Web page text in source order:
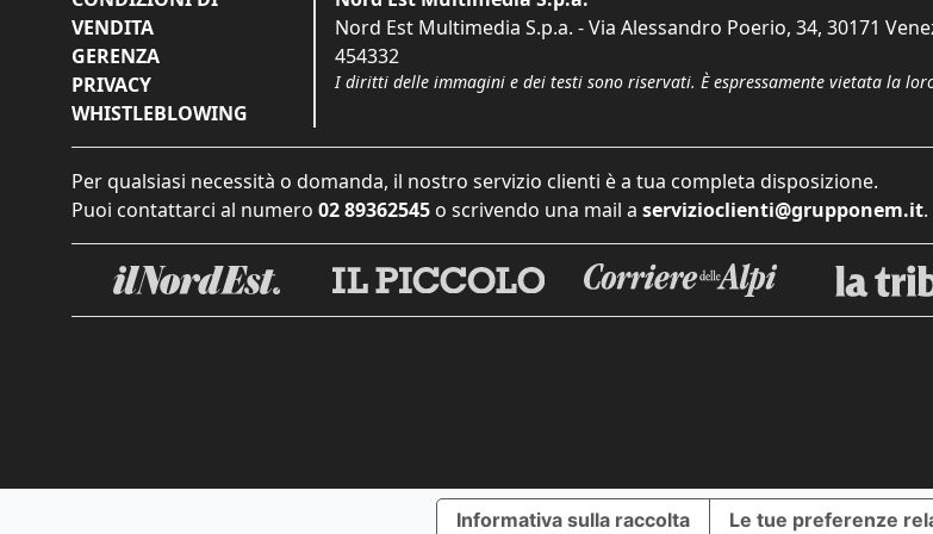
VENDITA
GERENZA
PRIVACY
WHISTLEBLOWING
Nord Est Multimedia S.p.a. - Via Alessandro Poerio, 34, 30171
454332
I diritti delle immagini e dei testi sono riservati. È espressamente vietata la
Per qualsiasi necessità o domanda, il nostro servizio clienti è a tua completa disposizione.
Puoi contattarci al numero 02 89362545 o scrivendo una mail a servizioclienti@grupponem.it.
Informativa sulla raccolta Le tue preferenze